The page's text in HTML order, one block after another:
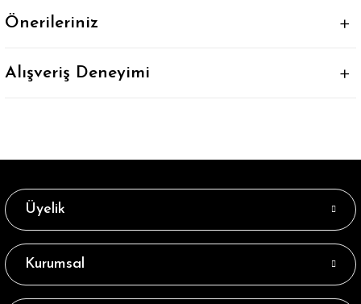
Önerileriniz
Alışveriş Deneyimi
Üyelik
Kurumsal